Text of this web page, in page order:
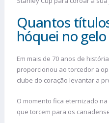
Quantos
hóquei no
Em mais de 70 anos de
proporcionou ao torcedor a
clube do coração levantar a
O momento fica eternizado
que torcem para os